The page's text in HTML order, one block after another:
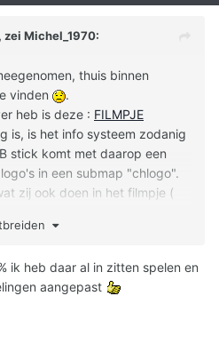
zei Michel_1970:
thuis binnen
vinden
.
heb is deze : FILMPJE
is, is het info systeem zodanig
stick komt met daarop een
in een submap "chlogo".
zij ook doen in het filmpje (
( 300 logo's ), dus dat moet wel
ik heb daar al in zitten spelen en
aangepast